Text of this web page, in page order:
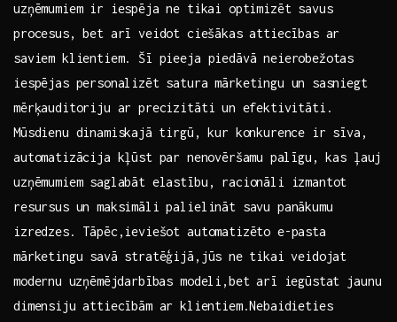
uzņēmumiem ir iespēja⁤ ne tikai optimizēt savus
procesus, bet arī veidot⁤ ciešākas attiecības ar
saviem klientiem. Šī pieeja piedāvā neierobežotas​
iespējas personalizēt satura ​mārketingu un ⁣sasniegt
mērķauditoriju ar precizitāti un⁢ efektivitāti.
Mūsdienu dinamiskajā ⁢tirgū, kur konkurence ir sīva,
automatizācija kļūst par ⁣nenovēršamu ⁤palīgu, kas ļauj
‌uzņēmumiem saglabāt elastību, racionāli​ izmantot
resursus un maksimāli palielināt savu panākumu
izredzes. Tāpēc,ieviešot automatizēto e-pasta
mārketingu savā stratēģijā,jūs⁣ ne tikai​ veidojat⁢
modernu⁢ uzņēmējdarbības modeli,bet arī iegūstat jaunu
​dimensiju attiecībām ar⁢ klientiem.Nebaidieties